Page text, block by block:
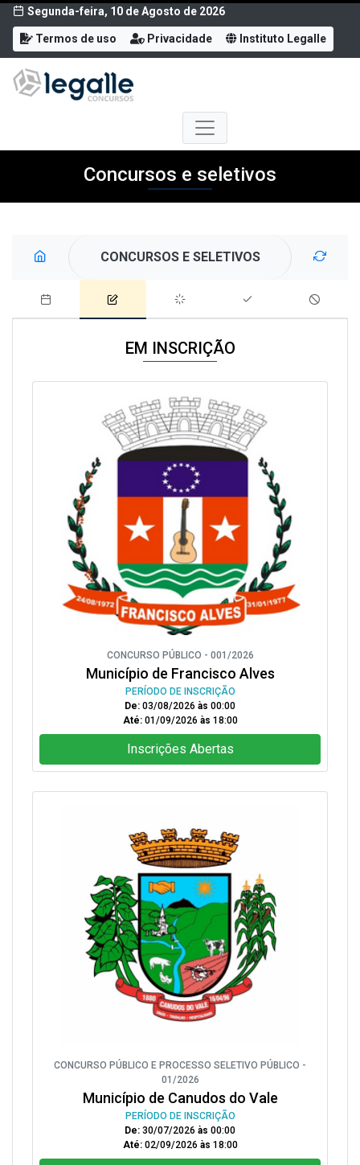
Segunda-feira, 10 de Agosto de 2026
Termos de uso Privacidade Instituto Legalle
Concursos e seletivos
CONCURSOS E SELETIVOS
EM INSCRIÇÃO
CONCURSO PÚBLICO - 001/2026
Município de Francisco Alves
PERÍODO DE INSCRIÇÃO
De: 03/08/2026 às 00:00
Até:01/09/2026 às 18:00
Inscrições Abertas
CONCURSO PÚBLICO E PROCESSO SELETIVO PÚBLICO -
01/2026
Município de Canudos do Vale
PERÍODO DE INSCRIÇÃO
De: 30/07/2026 às 00:00
Até:02/09/2026 às 18:00